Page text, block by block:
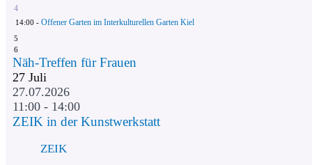
4
14:00 - Offener Garten im Interkulturellen Garten Kiel
5
6
Näh-Treffen für Frauen
27 Juli
27.07.2026
11:00 - 14:00
ZEIK in der Kunstwerkstatt
ZEIK